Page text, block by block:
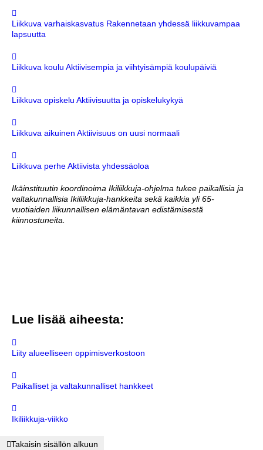
Liikkuva varhaiskasvatus Rakennetaan yhdessä liikkuvampaa
lapsuutta
Liikkuva koulu Aktiivisempia ja viihtyisämpiä koulupäiviä
Liikkuva opiskelu Aktiivisuutta ja opiskelukykyä
Liikkuva aikuinen Aktiivisuus on uusi normaali
Liikkuva perheAktiivista yhdessäoloa
Ikäinstituutin koordinoima Ikiliikkuja-ohjelma tukee paikallisia ja
valtakunnallisia Ikiliikkuja-hankkeita sekä kaikkia yli 65-
vuotiaiden liikunnallisen elämäntavan edistämisestä
kiinnostuneita.
Lue lisää aiheesta:
Liity alueelliseen oppimisverkostoon
Paikalliset ja valtakunnalliset hankkeet
Ikiliikkuja-viikko
Takaisin sisällön alkuun